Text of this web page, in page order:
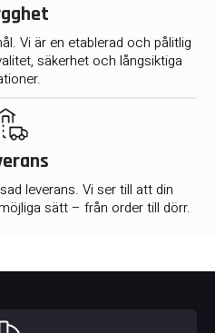
Vi är en etablerad och pålitlig
säkerhet och långsiktiga
leverans. Vi ser till att din
sätt – från order till dörr.